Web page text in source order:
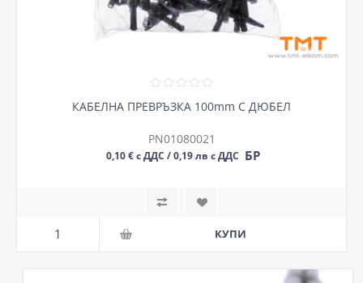
КАБЕЛНА ПРЕВРЪЗКА 100mm С ДЮБЕЛ
PN01080021
0,10 € с ДДС / 0,19 лв с ДДС БР